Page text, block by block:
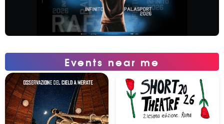
Events near me